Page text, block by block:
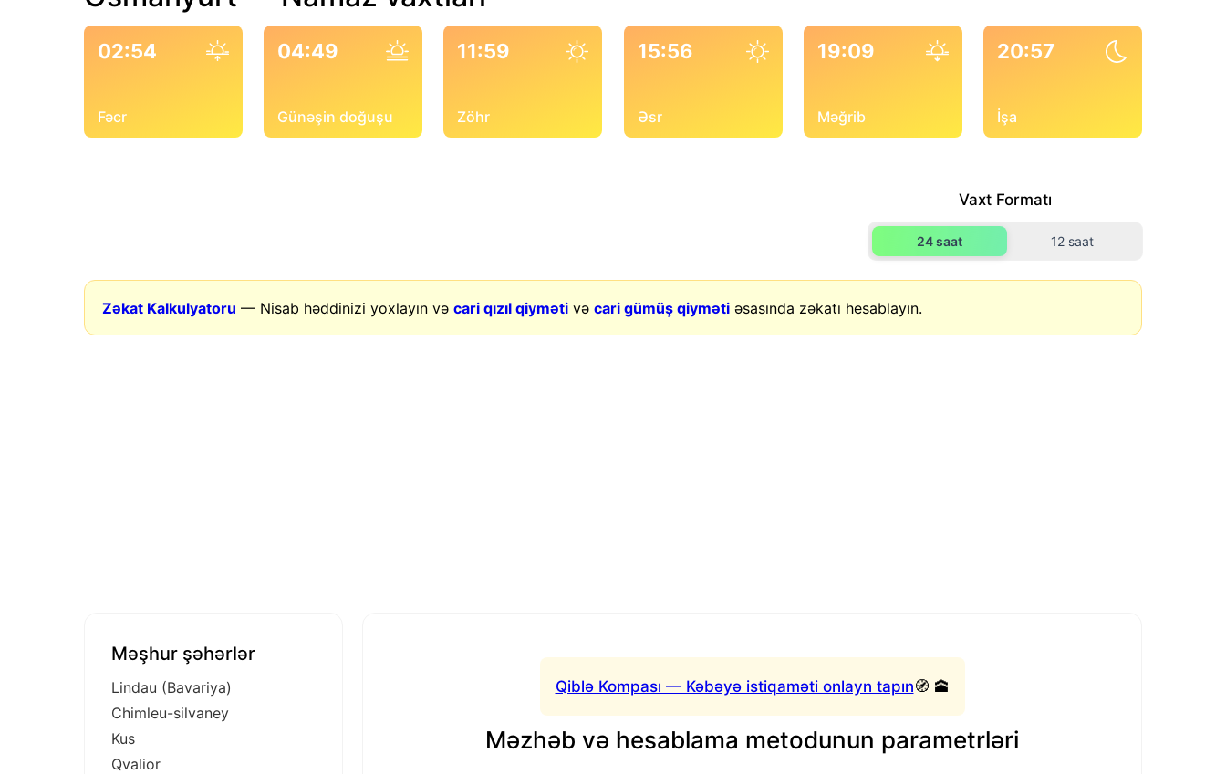
02:54
Fəcr
04:49
Günəşin doğuşu
11:59
Zöhr
15:56
Əsr
19:09
Məğrib
20:57
İşa
Vaxt Formatı
24 saat 12 saat
Zəkat Kalkulyatoru — Nisab həddinizi yoxlayın vəcari qızıl qiyməti vəcari gümüş qiyməti əsasında zəkatı hesablayın.
Qiblə Kompası — Kəbəyə istiqaməti onlayn tapın🧭 🕋
Məzhəb və hesablama metodunun parametrləri
Məşhur şəhərlər
Lindau (Bavariya)
Chimleu-silvaney
Kus
Qvalior